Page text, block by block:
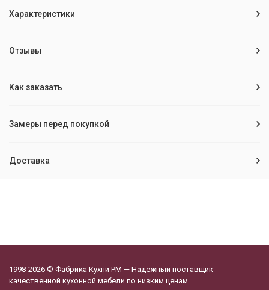
Характеристики
Отзывы
Как заказать
Замеры перед покупкой
Доставка
1998-2026 © Фабрика Кухни РМ — Надежный поставщик
качественной кухонной мебели по низким ценам